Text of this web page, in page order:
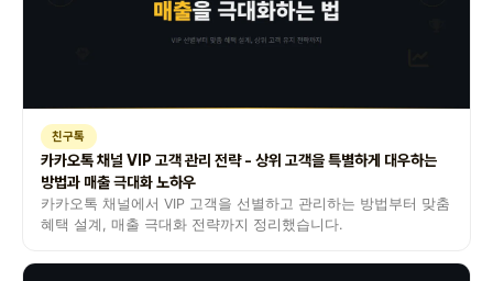
친구톡
카카오톡 채널 VIP 고객 관리 전략 - 상위 고객을 특별하게 대우하는
방법과 매출 극대화 노하우
카카오톡 채널에서 VIP 고객을 선별하고 관리하는 방법부터 맞춤
혜택 설계, 매출 극대화 전략까지 정리했습니다.